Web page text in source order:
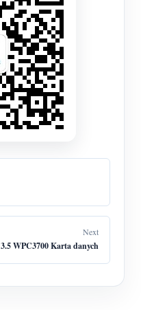
Next
3.5 WPC3700 Karta danych